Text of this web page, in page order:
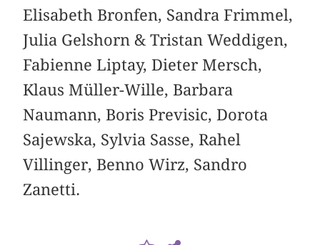
Elisabeth Bronfen, Sandra Frimmel,
Julia Gelshorn & Tristan Weddigen,
Fabienne Liptay, Dieter Mersch,
Klaus Müller-Wille, ­Barbara
Naumann, Boris Previsic, Dorota
Sajewska, ­Sylvia Sasse, Rahel
Villinger, Benno Wirz, Sandro
Zanetti.